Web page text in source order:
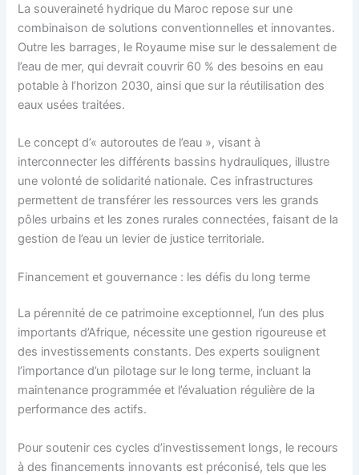
La souveraineté hydrique du Maroc repose sur une
combinaison de solutions conventionnelles et innovantes.
Outre les barrages, le Royaume mise sur le dessalement de
l’eau de mer, qui devrait couvrir 60 % des besoins en eau
potable à l’horizon 2030, ainsi que sur la réutilisation des
eaux usées traitées.
Le concept d’« autoroutes de l’eau », visant à
interconnecter les différents bassins hydrauliques, illustre
une volonté de solidarité nationale. Ces infrastructures
permettent de transférer les ressources vers les grands
pôles urbains et les zones rurales connectées, faisant de la
gestion de l’eau un levier de justice territoriale.
Financement et gouvernance : les défis du long terme
La pérennité de ce patrimoine exceptionnel, l’un des plus
importants d’Afrique, nécessite une gestion rigoureuse et
des investissements constants. Des experts soulignent
l’importance d’un pilotage sur le long terme, incluant la
maintenance programmée et l’évaluation régulière de la
performance des actifs.
Pour soutenir ces cycles d’investissement longs, le recours
à des financements innovants est préconisé, tels que les